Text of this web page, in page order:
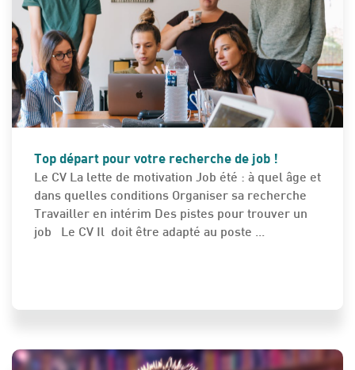
ETUDES - EMPLOI - FORMATION
Top départ pour votre recherche de job !
Le CV La lette de motivation Job été : à quel âge et
dans quelles conditions Organiser sa recherche
Travailler en intérim Des pistes pour trouver un
job Le CV Il doit être adapté au poste ...